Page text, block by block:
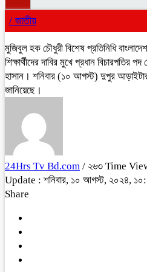
/ জাতীয়
মুজিবুল হক চৌধুরী বিশেষ প্রতিনিধি
শিক্ষার্থীদের দাবির মুখে প্রধান বিচারপতির
হাসান। শনিবার (১০ আগস্ট) দুপুর
জানিয়েছে।
24Hrs Tv Bd.com / ২৬৩ Time
Update : শনিবার, ১০ আগস্ট, ২০২৪,
Share